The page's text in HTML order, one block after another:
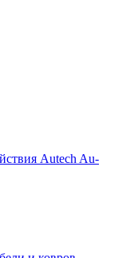
Autech Au-